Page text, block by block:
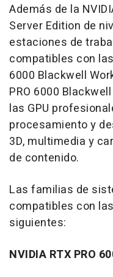
Además de la
Server Edition de
estaciones de
compatibles con
6000 Blackwell
PRO 6000
las GPU
procesamiento y
3D, multimedia y
de contenido.
Las familias de
compatibles con
siguientes:
NVIDIA RTX PRO